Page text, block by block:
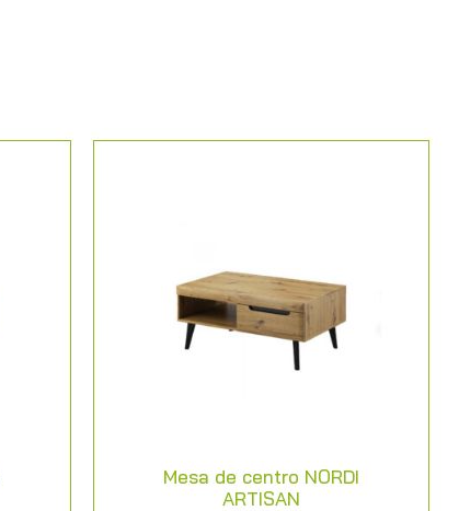
Mesa de centro NORDI
ARTISAN